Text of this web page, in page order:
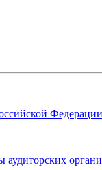
Федерации